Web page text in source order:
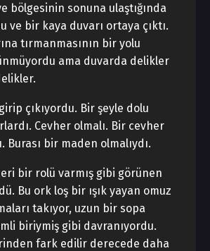
bölgesinin sonuna ulaştığında
ve bir kaya duvarı ortaya çıktı.
tırmanmasının bir yolu
ama duvarda delikler
çıkıyordu. Bir şeyle dolu
Cevher olmalı. Bir cevher
Burası bir maden olmalıydı.
bir rolü varmış gibi görünen
Bu ork loş bir ışık yayan omuz
takıyor, uzun bir sopa
biriymiş gibi davranıyordu.
fark edilir derecede daha